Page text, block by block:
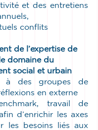
et des entretiens
conflits
de l’expertise de
domaine du
social et urbain
à des groupes de
en externe
travail de
d’enrichir les axes
les besoins liés aux